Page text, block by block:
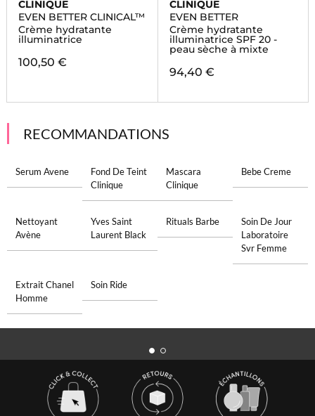
CLINIQUE
EVEN BETTER CLINICAL™
Crème hydratante
illuminatrice
100,50 €
CLINIQUE
EVEN BETTER
Crème hydratante
illuminatrice SPF 20 -
peau sèche à mixte
94,40 €
RECOMMANDATIONS
Serum Avene
Fond De Teint
Clinique
Mascara
Clinique
Bebe Creme
Nettoyant
Avène
Yves Saint
Laurent Black
Rituals Barbe
Soin De Jour
Laboratoire
Svr Femme
Extrait Chanel
Homme
Soin Ride